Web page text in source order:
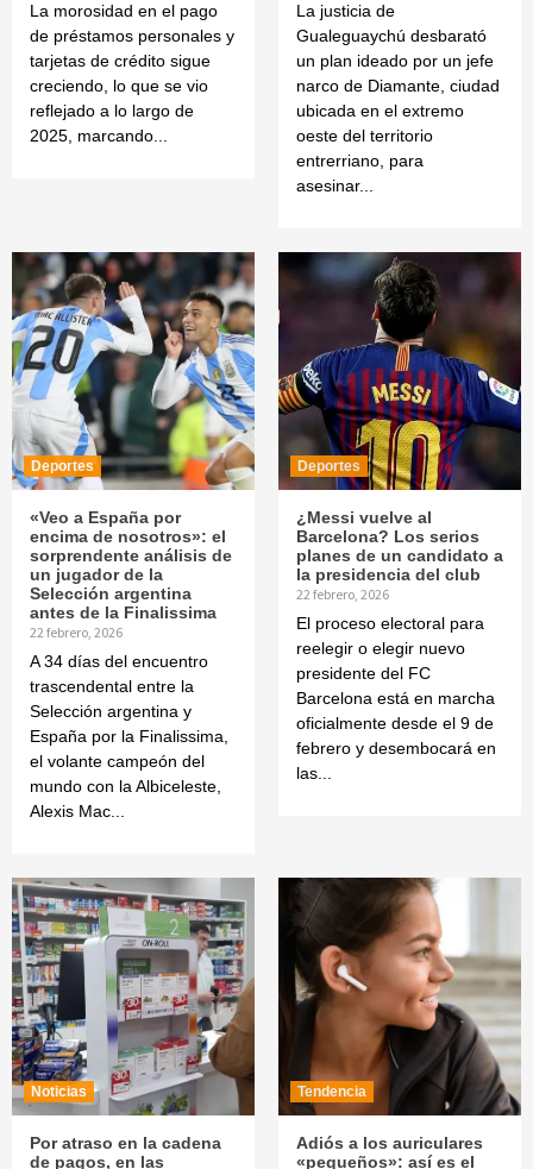
La morosidad en el pago
de préstamos personales y
tarjetas de crédito sigue
creciendo, lo que se vio
reflejado a lo largo de
2025, marcando...
La justicia de
Gualeguaychú desbarató
un plan ideado por un jefe
narco de Diamante, ciudad
ubicada en el extremo
oeste del territorio
entrerriano, para
asesinar...
Deportes
«Veo a España por
encima de nosotros»: el
sorprendente análisis de
un jugador de la
Selección argentina
antes de la Finalissima
22 febrero, 2026
A 34 días del encuentro
trascendental entre la
Selección argentina y
España por la Finalissima,
el volante campeón del
mundo con la Albiceleste,
Alexis Mac...
Deportes
¿Messi vuelve al
Barcelona? Los serios
planes de un candidato a
la presidencia del club
22 febrero, 2026
El proceso electoral para
reelegir o elegir nuevo
presidente del FC
Barcelona está en marcha
oficialmente desde el 9 de
febrero y desembocará en
las...
Noticias
Por atraso en la cadena
de pagos, en las
Tendencia
Adiós a los auriculares
«pequeños»: así es el